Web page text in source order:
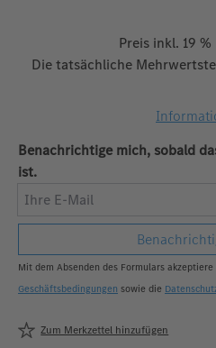
Preis inkl. 19
Die tatsächliche
Benachrichtige mich, sobald
ist.
Ihre E-Mail
Mit dem Absenden des Formulars akzeptiere
Geschäftsbedingungen sowie die
Zum Merkzettel hinzufügen